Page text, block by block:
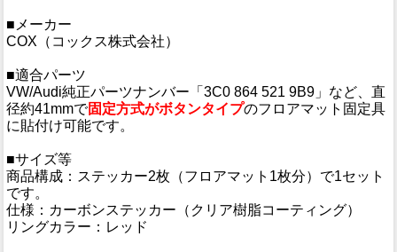
■メーカー
COX（コックス株式会社）
■適合パーツ
VW/Audi純正パーツナンバー「3C0 864 521 9B9」など、直
径約41mmで固定方式がボタンタイプのフロアマット固定具
に貼付け可能です。
■サイズ等
商品構成：ステッカー2枚（フロアマット1枚分）で1セット
です。
仕様：カーボンステッカー（クリア樹脂コーティング）
リングカラー：レッド